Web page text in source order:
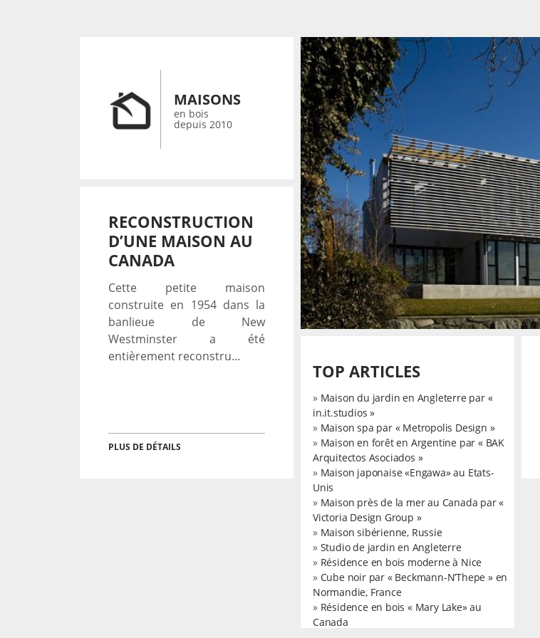
MAISONS
en bois
depuis 2010
RECONSTRUCTION
D’UNE MAISON AU
CANADA
Cette petite maison
construite en 1954 dans la
banlieue de New
Westminster a été
entièrement reconstru...
PLUS DE DÉTAILS
TOP ARTICLES
» Maison du jardin en Angleterre par «
in.it.studios »
» Maison spa par « Metropolis Design »
» Maison en forêt en Argentine par « BAK
Arquitectos Asociados »
» Maison japonaise «Engawa» au Etats-
Unis
» Maison près de la mer au Canada par «
Victoria Design Group »
» Maison sibérienne, Russie
» Studio de jardin en Angleterre
» Résidence en bois moderne à Nice
» Cube noir par « Beckmann-N’Thepe » en
Normandie, France
» Résidence en bois « Mary Lake» au
Canada